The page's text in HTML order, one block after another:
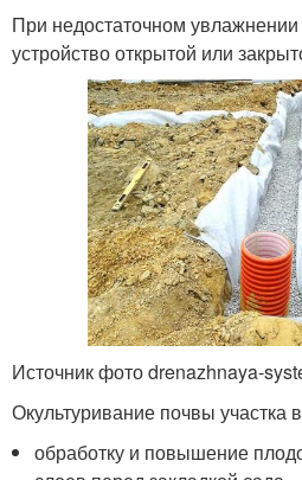
При недостаточном
устройство открытой или
Источник фото drenazhnaya-
Окультуривание почвы участка
обработку и повышение